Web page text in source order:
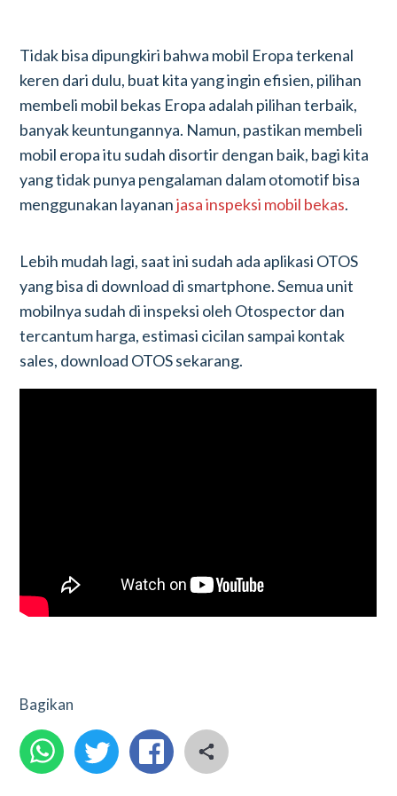
Tidak bisa dipungkiri bahwa mobil Eropa terkenal
keren dari dulu, buat kita yang ingin efisien, pilihan
membeli mobil bekas Eropa adalah pilihan terbaik,
banyak keuntungannya. Namun, pastikan membeli
mobil eropa itu sudah disortir dengan baik, bagi kita
yang tidak punya pengalaman dalam otomotif bisa
menggunakan layananjasa inspeksi mobil bekas.
Lebih mudah lagi, saat ini sudah ada aplikasi OTOS
yang bisa di download di smartphone. Semua unit
mobilnya sudah di inspeksi oleh Otospector dan
tercantum harga, estimasi cicilan sampai kontak
sales, download OTOS sekarang.
Bagikan